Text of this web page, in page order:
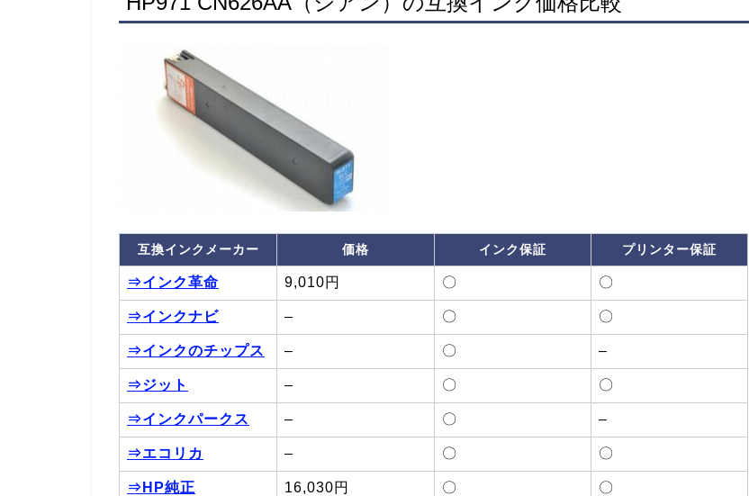
互換インクメーカー 価格 インク保証 プリンター保証
⇒インク革命 9,010円 〇 〇
⇒インクナビ – 〇 〇
⇒インクのチップス – 〇 –
⇒ジット – 〇 〇
⇒インクパークス – 〇 –
⇒エコリカ – 〇 〇
⇒HP純正 16,030円 〇 〇